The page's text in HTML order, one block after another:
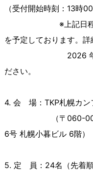
（受付開始時刻：13時00
※上記日程以外に
を予定しております。詳
2026 年度の
ださ
4. 会 場：TKP札幌カン
（〒 060-
6号 札幌小暮ビル6階）
5. 定 員：24名（先着順